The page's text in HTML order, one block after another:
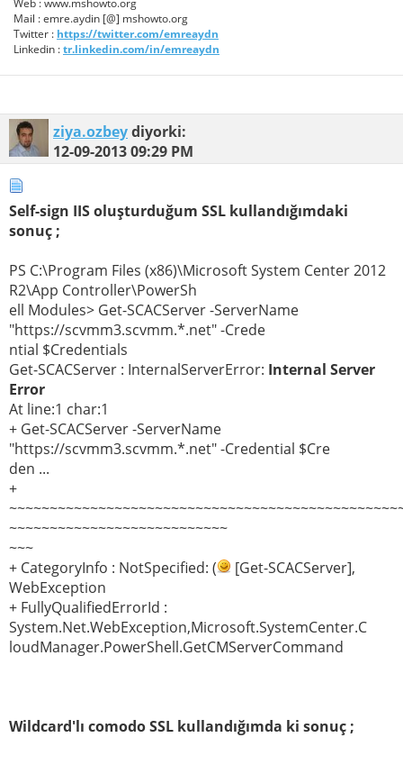
Mail : emre.aydin [@] mshowto.org
Twitter : https://twitter.com/emreaydn
Linkedin :tr.linkedin.com/in/emreaydn
ziya.ozbeydiyorki:
12-09-201309:29 PM
Self-sign IIS oluşturduğum SSL kullandığımdaki
sonuç ;
PS C:\Program Files (x86)\Microsoft System Center 2012
R2\App Controller\PowerSh
ell Modules> Get-SCACServer -ServerName
"https://scvmm3.scvmm.*.net" -Crede
ntial $Credentials
Get-SCACServer : InternalServerError: Internal Server
Error
At line:1 char:1
+ Get-SCACServer -ServerName
"https://scvmm3.scvmm.*.net" -Credential $Cre
den ...
+
~~~~~~~~~~~~~~~~~~~~~~~~~~~
~~~
+ CategoryInfo : NotSpecified: (
[Get-SCACServer],
WebException
+ FullyQualifiedErrorId :
System.Net.WebException,Microsoft.SystemCenter.C
loudManager.PowerShell.GetCMServerCommand
Wildcard'lı comodo SSL kullandığımda ki sonuç ;